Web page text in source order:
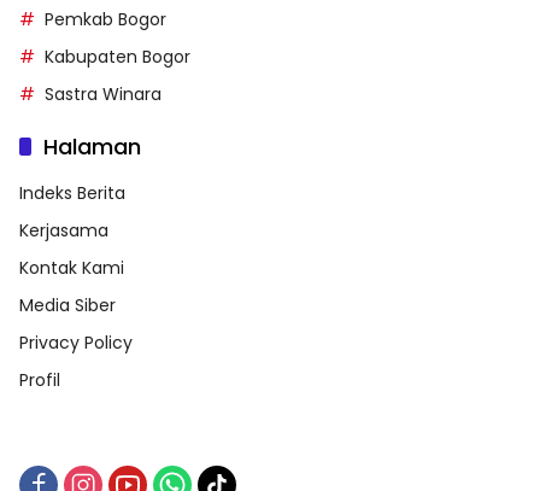
Pemkab Bogor
Kabupaten Bogor
Sastra Winara
Halaman
Indeks Berita
Kerjasama
Kontak Kami
Media Siber
Privacy Policy
Profil